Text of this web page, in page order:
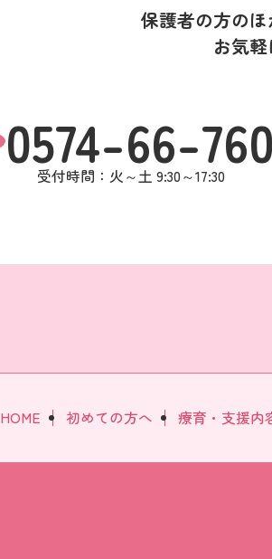
保護者の方のほ
お気
0574-66-
受付時間：火～土 9:30～17:30
HOME 初めての方へ 療育・支援内